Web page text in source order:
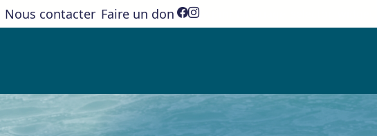
[wpml_language_selector_widget]
Nous contacter Faire un don